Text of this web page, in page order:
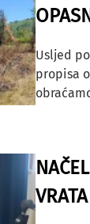
Usljed
propisa